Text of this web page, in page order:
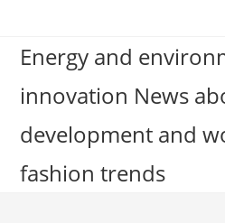
contentEnergy and
innovation News
development and
fashion trends